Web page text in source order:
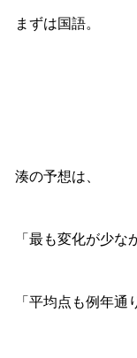
まずは国語。
湊の予想は、
「最も変化が少な
「平均点も例年通